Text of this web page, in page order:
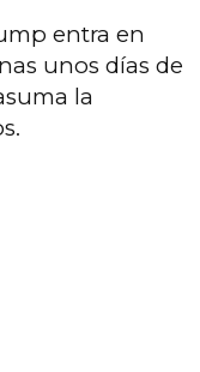
entra en
unos días de
la